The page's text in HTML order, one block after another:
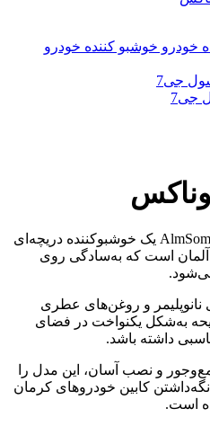
خودرو خوشبو کننده خودرو
جی7
خوشبو کننده سوناکس مدل AlmSommer یک خوشبوکننده دریچه‌ای
آلمان است که به‌سادگی روی
و روغن‌های عطری
به‌شکل یکنواخت در فضای
داشته باشد.
و نصب آسان، این مدل را
کابین خودروهای کرمان
است.